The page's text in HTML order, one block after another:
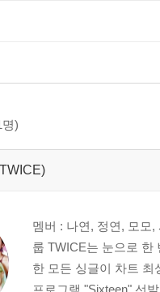
명)
멤버 : 나연, 정연, 모모
룹 TWICE는 눈으로 한
한 모든 싱글이 차트
프로그램 "Sixteen" 선